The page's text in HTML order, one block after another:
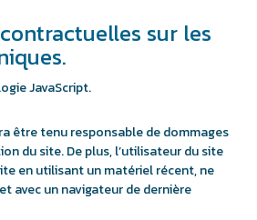
sur les
JavaScript.
être tenu responsable de dommages
du site. De plus, l’utilisateur du site
en utilisant un matériel récent, ne
avec un navigateur de dernière